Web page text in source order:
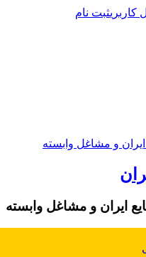
کاربریثبت نام
ایران و مشاغل وابسته